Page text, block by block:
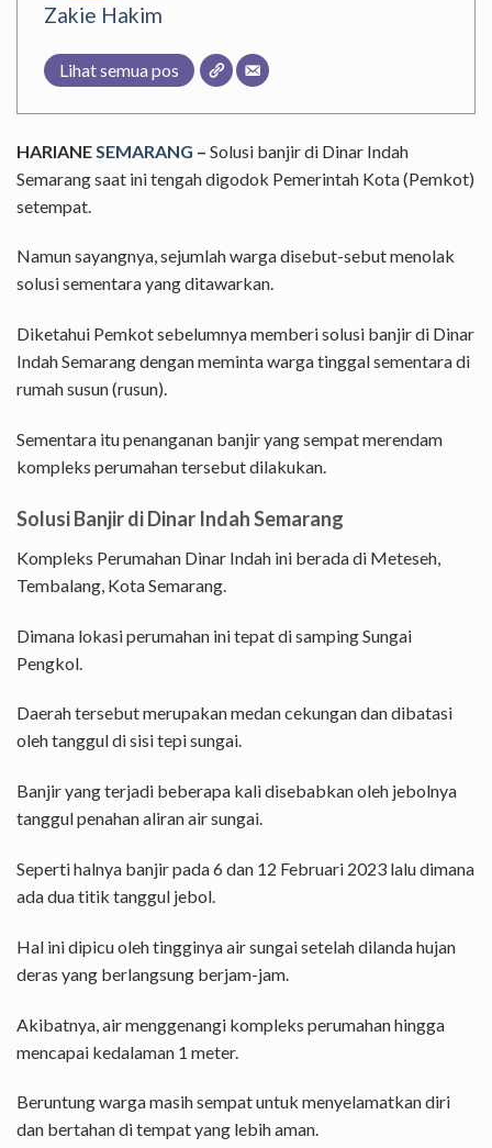
Zakie Hakim
Lihat semua pos
HARIANE SEMARANG – Solusi banjir di Dinar Indah
Semarang saat ini tengah digodok Pemerintah Kota (Pemkot)
setempat.
Namun sayangnya, sejumlah warga disebut-sebut menolak
solusi sementara yang ditawarkan.
Diketahui Pemkot sebelumnya memberi solusi banjir di Dinar
Indah Semarang dengan meminta warga tinggal sementara di
rumah susun (rusun).
Sementara itu penanganan banjir yang sempat merendam
kompleks perumahan tersebut dilakukan.
Solusi Banjir di Dinar Indah Semarang
Kompleks Perumahan Dinar Indah ini berada di Meteseh,
Tembalang, Kota Semarang.
Dimana lokasi perumahan ini tepat di samping Sungai
Pengkol.
Daerah tersebut merupakan medan cekungan dan dibatasi
oleh tanggul di sisi tepi sungai.
Banjir yang terjadi beberapa kali disebabkan oleh jebolnya
tanggul penahan aliran air sungai.
Seperti halnya banjir pada 6 dan 12 Februari 2023 lalu dimana
ada dua titik tanggul jebol.
Hal ini dipicu oleh tingginya air sungai setelah dilanda hujan
deras yang berlangsung berjam-jam.
Akibatnya, air menggenangi kompleks perumahan hingga
mencapai kedalaman 1 meter.
Beruntung warga masih sempat untuk menyelamatkan diri
dan bertahan di tempat yang lebih aman.